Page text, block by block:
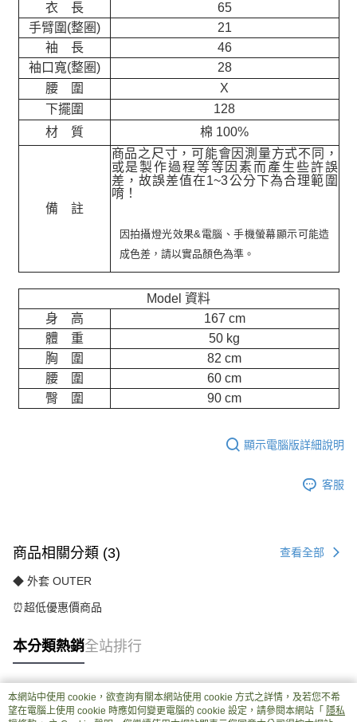
衣 長
65
手臂圍(整圈)
21
袖 長
46
袖口寬(整圈)
28
腰 圍
X
下擺圍
128
材 質
棉 100%
備 註
商品之尺寸，可能會因測量方式不同，
或是製作過程等等因素而產生些許誤
差，故誤差值在1~3公分下為合理範圍
唷！
因拍攝燈光效果&電腦、手機螢幕顯示可能造
成色差，請以實品顏色為準。
Model 資料
身 高
167 cm
體 重
50 kg
胸 圍
82 cm
腰 圍
60 cm
臀 圍
90 cm
顯示電腦版詳細說明
客服
商品相關分類 (3) 查看全部
◆ 外套 OUTER
⏰超低優惠價商品
本分類熱銷全站排行
熱門標籤
本網站中使用 cookie，欲查詢有關本網站使用 cookie 方式之詳情，及若您不希
望在電腦上使用 cookie 時應如何變更電腦的 cookie 設定，請參閱本網站「 隱私